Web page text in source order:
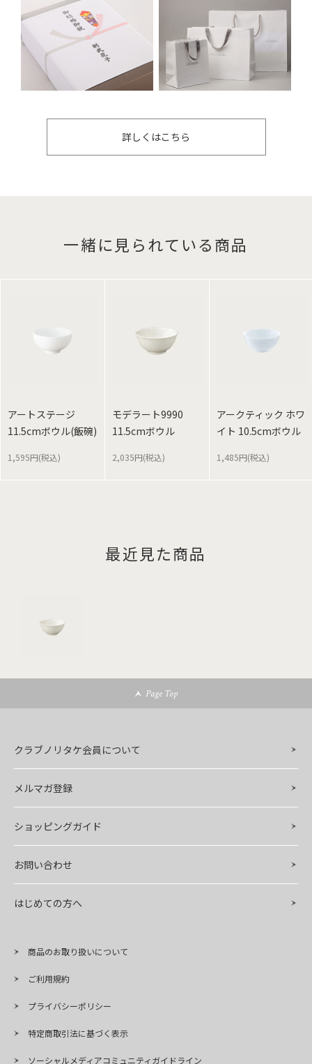
詳しくはこちら
一緒に見られている商品
アートステージ
11.5cmボウル(飯碗)
1,595円(税込)
モデラート9990
11.5cmボウル
2,035円(税込)
アークティック ホワ
イト 10.5cmボウル
1,485円(税込)
最近見た商品
Page Top
クラブノリタケ会員について
メルマガ登録
ショッピングガイド
お問い合わせ
はじめての方へ
商品のお取り扱いについて
ご利用規約
プライバシーポリシー
特定商取引法に基づく表示
ソーシャルメディアコミュニティガイドライン